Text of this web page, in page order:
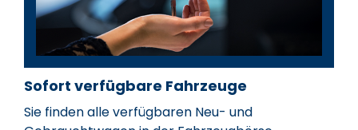
Sofort verfügbare Fahrzeuge
Sie finden alle verfügbaren Neu- und